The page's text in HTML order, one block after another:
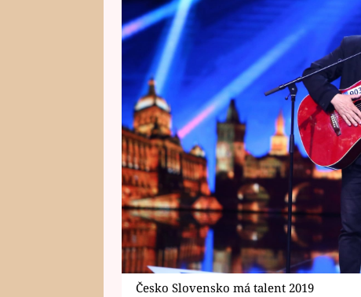
Česko Slovensko má talent 2019